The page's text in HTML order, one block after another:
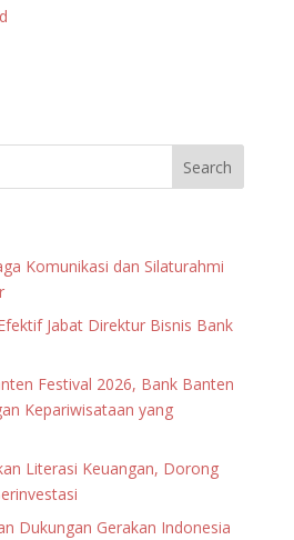
Komunikasi dan Silaturahmi
Jabat Direktur Bisnis Bank
Festival 2026, Bank Banten
Kepariwisataan yang
Literasi Keuangan, Dorong
Dukungan Gerakan Indonesia